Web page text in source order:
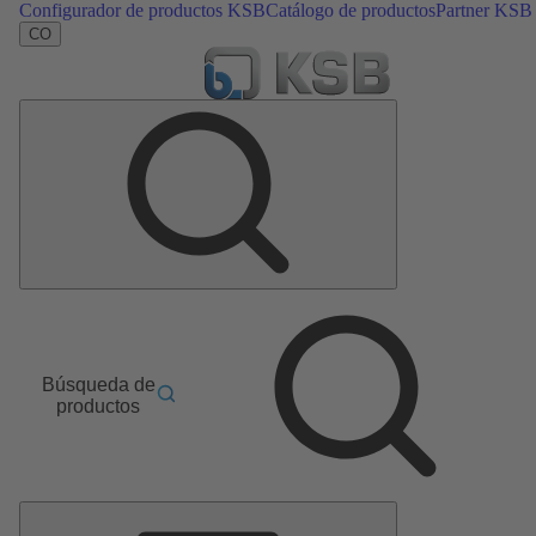
Configurador de productos KSBCatálogo de productosPartner KSB
CO
Búsqueda de
productos